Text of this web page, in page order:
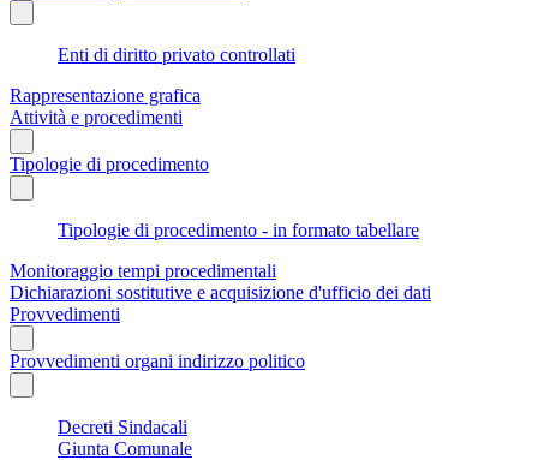
Enti di diritto privato controllati
Rappresentazione grafica
Attività e procedimenti
Tipologie di procedimento
Tipologie di procedimento - in formato tabellare
Monitoraggio tempi procedimentali
Dichiarazioni sostitutive e acquisizione d'ufficio dei dati
Provvedimenti
Provvedimenti organi indirizzo politico
Decreti Sindacali
Giunta Comunale